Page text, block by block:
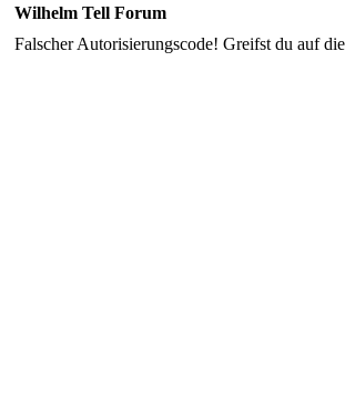
Wilhelm Tell Forum
Falscher Autorisierungscode! Greifst du auf